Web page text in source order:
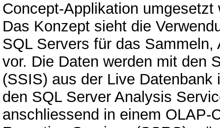
Concept-Applikation umgesetzt
Das Konzept sieht die
SQL Servers für das
vor. Die Daten werden mit den
(SSIS) aus der Live
den SQL Server Analysis
anschliessend in einem OLAP-